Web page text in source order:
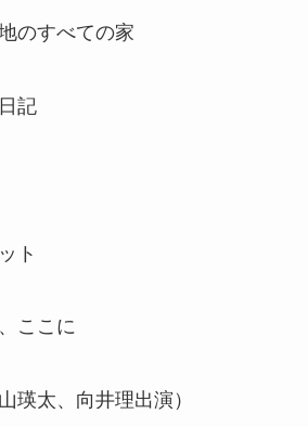
のすべての家
記
ト
ここに
瑛太、向井理出演 ）